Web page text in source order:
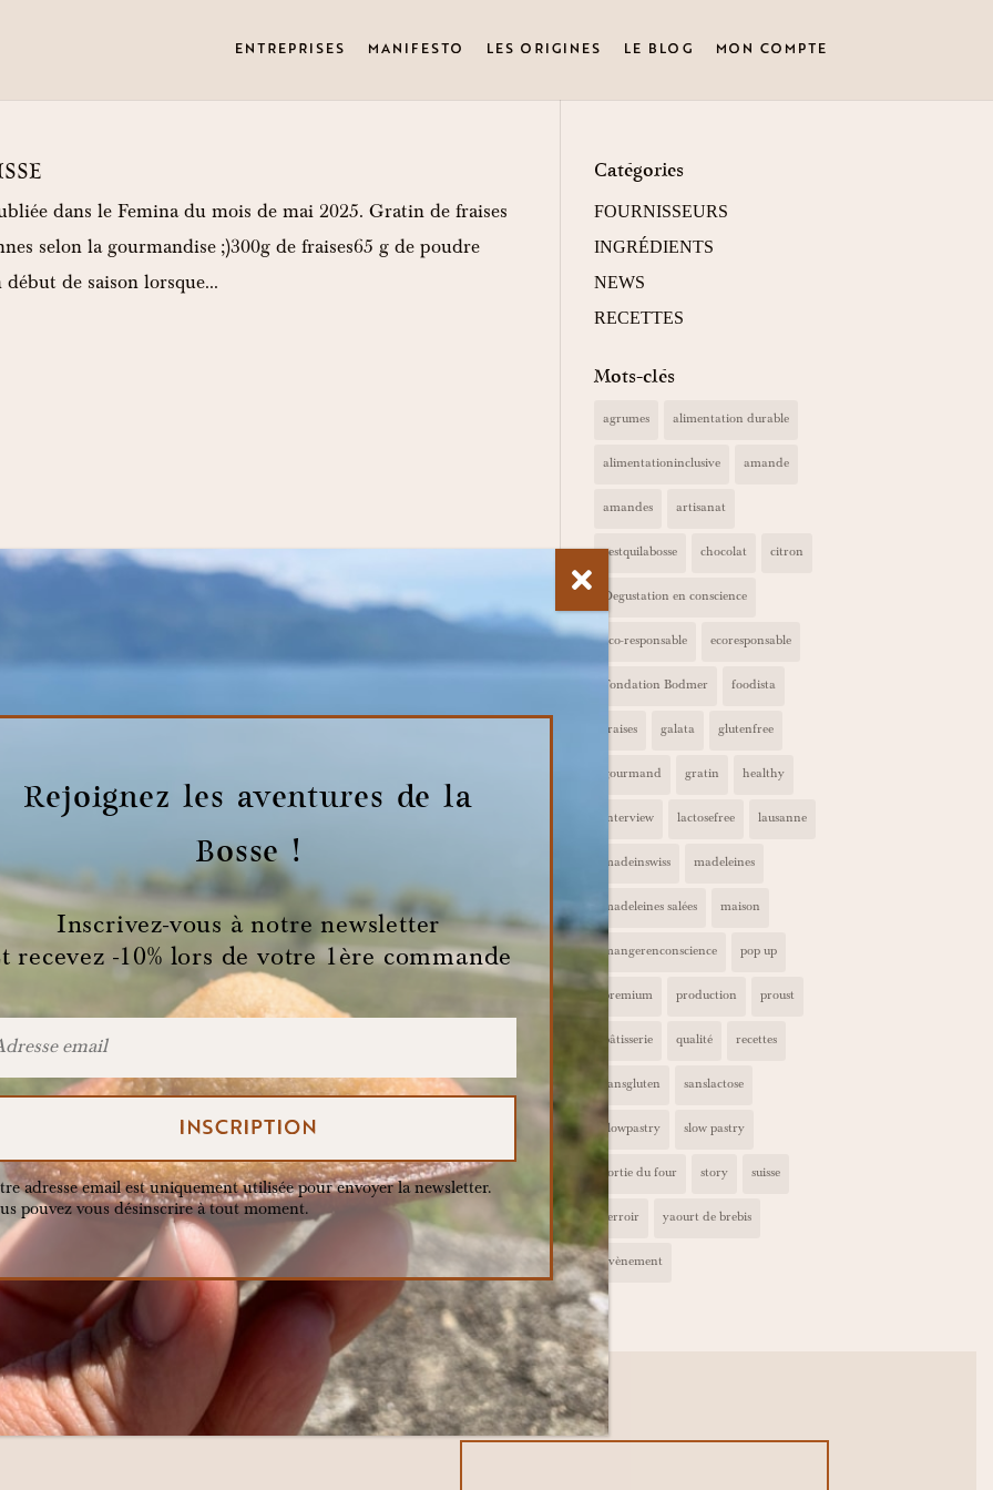
ENTREPRISES MANIFESTO LES ORIGINES LE BLOG MON COMPTE
dans le Femina du mois de mai 2025. Gratin de fraises
selon la gourmandise ;)300g de fraises65 g de poudre
début de saison lorsque...
Catégories
FOURNISSEURS
INGRÉDIENTS
NEWS
RECETTES
Mots-clés
agrumes alimentation durable
alimentationinclusive amande
amandes artisanat
cestquilabosse chocolat citron
Degustation en conscience
eco-responsable ecoresponsable
Fondation Bodmer foodista
fraises galata glutenfree
gourmand gratin healthy
interview lactosefree lausanne
madeinswiss madeleines
madeleines salées maison
mangerenconscience pop up
premium production proust
pâtisserie qualité recettes
sansgluten sanslactose
slowpastry slow pastry
sortie du four story suisse
terroir yaourt de brebis
évènement
Rejoignez les aventures de la
Bosse !
Inscrivez-vous à notre newsletter
recevez -10% lors de votre 1ère commande
adresse email est uniquement utilisée pour envoyer la newsletter.
pouvez vous désinscrire à tout moment.